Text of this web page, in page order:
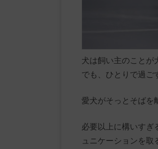
犬は飼い主のことが
でも、ひとりで過ご
愛犬がそっとそばを
必要以上に構いすぎ
ュニケーションを取